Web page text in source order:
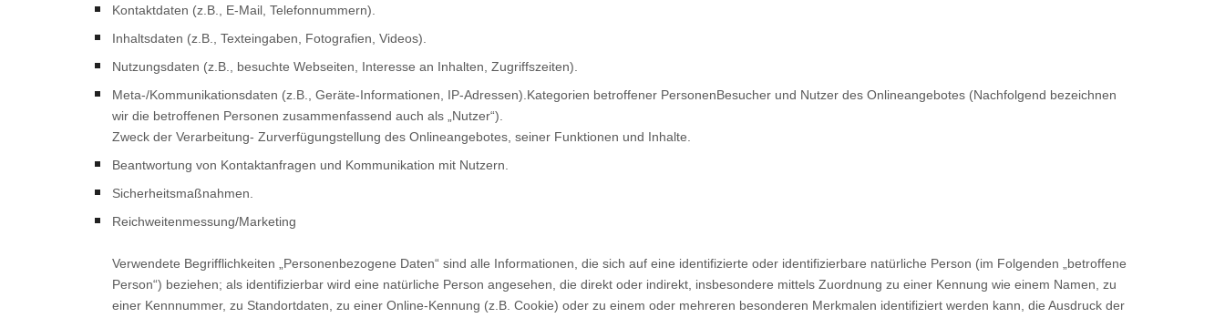
Kontaktdaten (z.B., E-Mail, Telefonnummern).
Inhaltsdaten (z.B., Texteingaben, Fotografien, Videos).
Nutzungsdaten (z.B., besuchte Webseiten, Interesse an Inhalten, Zugriffszeiten).
Meta-/Kommunikationsdaten (z.B., Geräte-Informationen, IP-Adressen).Kategorien betroffener PersonenBesucher und Nutzer des Onlineangebotes (Nachfolgend bezeichnen
wir die betroffenen Personen zusammenfassend auch als „Nutzer“).
Zweck der Verarbeitung- Zurverfügungstellung des Onlineangebotes, seiner Funktionen und Inhalte.
Beantwortung von Kontaktanfragen und Kommunikation mit Nutzern.
Sicherheitsmaßnahmen.
Reichweitenmessung/Marketing
Verwendete Begrifflichkeiten „Personenbezogene Daten“ sind alle Informationen, die sich auf eine identifizierte oder identifizierbare natürliche Person (im Folgenden „betroffene
Person“) beziehen; als identifizierbar wird eine natürliche Person angesehen, die direkt oder indirekt, insbesondere mittels Zuordnung zu einer Kennung wie einem Namen, zu
einer Kennnummer, zu Standortdaten, zu einer Online-Kennung (z.B. Cookie) oder zu einem oder mehreren besonderen Merkmalen identifiziert werden kann, die Ausdruck der